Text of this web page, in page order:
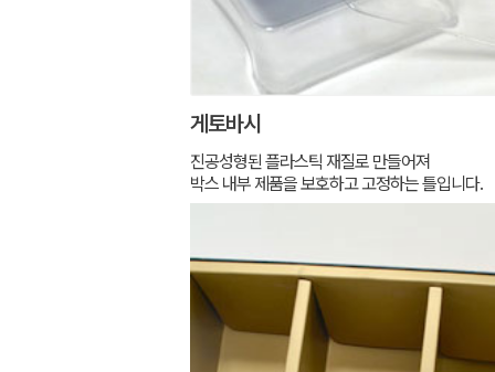
게토바시
진공성형된 플라스틱 재질로 만들어져
박스 내부 제품을 보호하고 고정하는 틀입니다.